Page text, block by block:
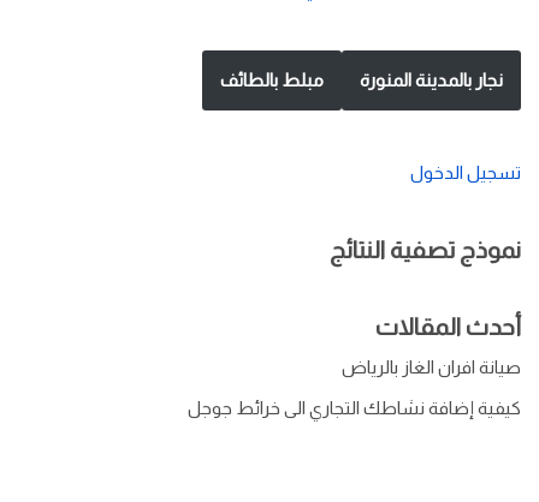
نجار بالمدينة المنورة مبلط بالطائف
تسجيل الدخول
نموذج تصفية النتائج
أحدث المقالات
صيانة افران الغاز بالرياض
كيفية إضافة نشاطك التجاري الى خرائط جوجل